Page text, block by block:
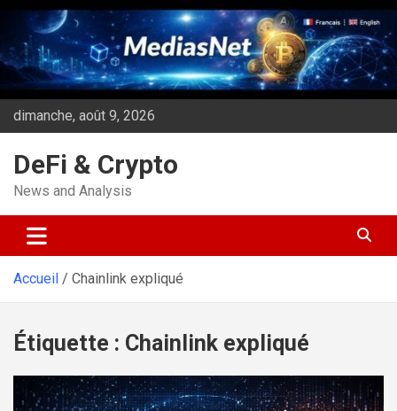
Aller
contenu
dimanche, août 9, 2026
DeFi & Crypto
News and Analysis
Accueil Chainlink expliqué
Étiquette : Chainlink expliqué